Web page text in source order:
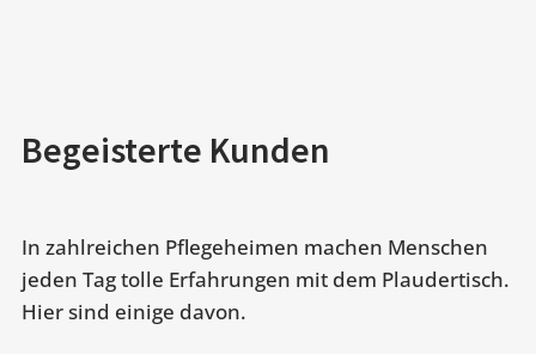
Begeisterte Kunden
In zahlreichen Pflegeheimen machen Menschen
jeden Tag tolle Erfahrungen mit dem Plaudertisch.
Hier sind einige davon.